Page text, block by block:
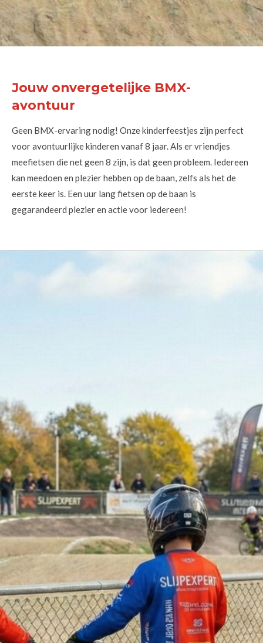
Jouw onvergetelijke BMX-
avontuur
Geen BMX-ervaring nodig! Onze kinderfeestjes zijn perfect
voor avontuurlijke kinderen vanaf 8 jaar. Als er vriendjes
meefietsen die net geen 8 zijn, is dat geen probleem. Iedereen
kan meedoen en plezier hebben op de baan, zelfs als het de
eerste keer is. Een uur lang fietsen op de baan is
gegarandeerd plezier en actie voor iedereen!